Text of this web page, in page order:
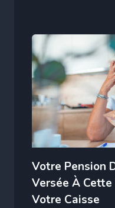
Votre Pension
Versée À
Votre Caisse